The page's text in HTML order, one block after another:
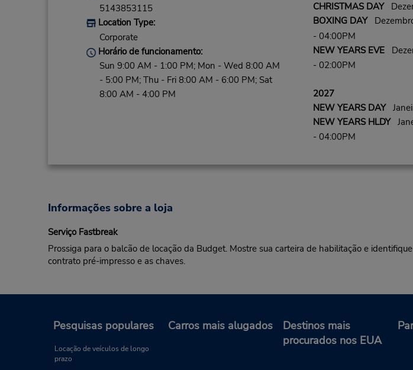
5143853115
Location Type:
Corporate
Horário de funcionamento:
Sun 9:00 AM - 1:00 PM; Mon - Wed 8:00 AM
- 5:00 PM; Thu - Fri 8:00 AM - 6:00 PM; Sat
8:00 AM - 4:00 PM
CHRISTMAS DAY
BOXING DAY
- 04:00PM
NEW YEARS EVE
- 02:00PM
2027
NEW YEARS DAY
NEW YEARS HLDY
- 04:00PM
Informações sobre a loja
Serviço Fastbreak
Prossiga para o balcão de locação da Budget. Mostre sua carteira de habilitação e
contrato pré-impresso e as chaves.
Pesquisas populares
Locação de veículos de longo
prazo
Carros mais alugados
Destinos mais
procurados nos EUA